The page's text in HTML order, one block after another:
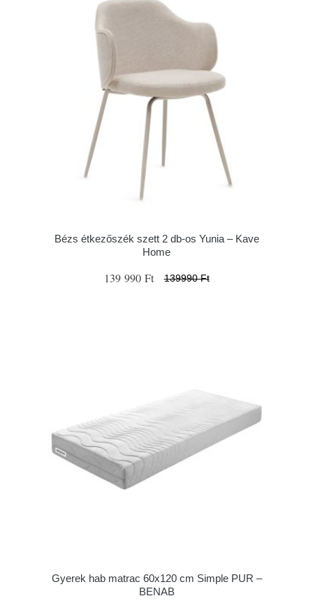
Bézs étkezőszék szett 2 db-os Yunia – Kave
Home
139 990 Ft 139990 Ft
Gyerek hab matrac 60x120 cm Simple PUR –
BENAB